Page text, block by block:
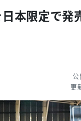
本限定で発
更